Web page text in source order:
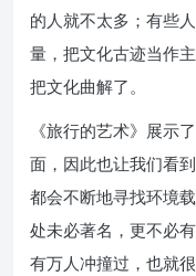
的人就不太多；有些
量，把文化古迹当作
把文化曲解了。
《旅行的艺术》展示
面，因此也让我们看
都会不断地寻找环境
处未必著名，更不必
有万人冲撞过，也就